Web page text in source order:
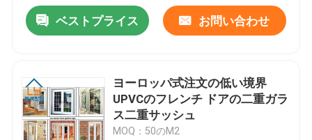
ベストプライス お問い合わせ
ヨーロッパ式注文の低い境界
UPVCのフレンチ ドアの二重ガラ
ス二重サッシュ
MOQ：50のM2